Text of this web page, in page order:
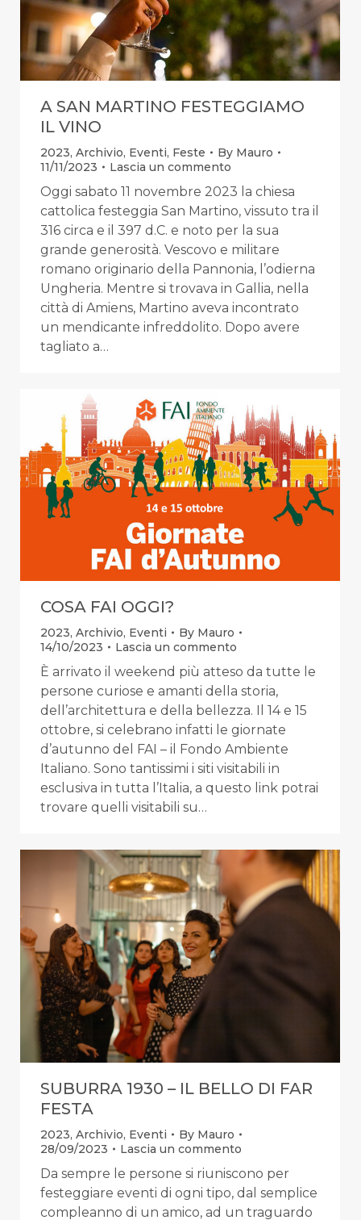
A SAN MARTINO FESTEGGIAMO
IL VINO
2023, Archivio, Eventi, Feste By Mauro
11/11/2023
Lascia un commento
Oggi sabato 11 novembre 2023 la chiesa
cattolica festeggia San Martino, vissuto tra il
316 circa e il 397 d.C. e noto per la sua
grande generosità. Vescovo e militare
romano originario della Pannonia, l’odierna
Ungheria. Mentre si trovava in Gallia, nella
città di Amiens, Martino aveva incontrato
un mendicante infreddolito. Dopo avere
tagliato a…
COSA FAI OGGI?
2023, Archivio, Eventi By Mauro
14/10/2023
Lascia un commento
È arrivato il weekend più atteso da tutte le
persone curiose e amanti della storia,
dell’architettura e della bellezza. Il 14 e 15
ottobre, si celebrano infatti le giornate
d’autunno del FAI – il Fondo Ambiente
Italiano. Sono tantissimi i siti visitabili in
esclusiva in tutta l’Italia, a questo link potrai
trovare quelli visitabili su…
SUBURRA 1930 – IL BELLO DI FAR
FESTA
2023, Archivio, Eventi By Mauro
28/09/2023
Lascia un commento
Da sempre le persone si riuniscono per
festeggiare eventi di ogni tipo, dal semplice
compleanno di un amico, ad un traguardo